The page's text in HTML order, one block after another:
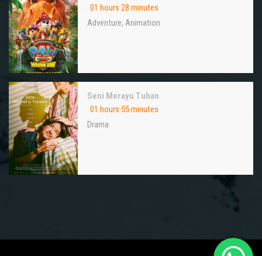
01 hours 28 minutes
Adventure, Animation
Seni Merayu Tuhan
01 hours 55 minutes
Drama